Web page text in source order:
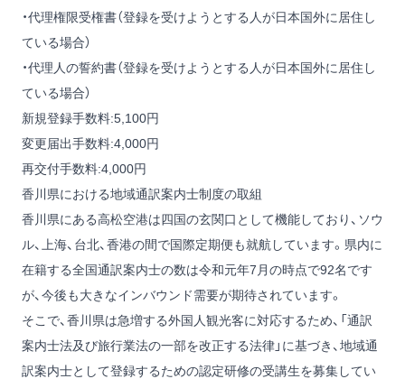
・代理権限受権書（登録を受けようとする人が日本国外に居住し
ている場合）
・代理人の誓約書（登録を受けようとする人が日本国外に居住し
ている場合）
新規登録手数料:5,100円
変更届出手数料:4,000円
再交付手数料:4,000円
香川県における地域通訳案内士制度の取組
香川県にある高松空港は四国の玄関口として機能しており、ソウ
ル、上海、台北、香港の間で国際定期便も就航しています。県内に
在籍する全国通訳案内士の数は令和元年7月の時点で92名です
が、今後も大きなインバウンド需要が期待されています。
そこで、香川県は急増する外国人観光客に対応するため、「通訳
案内士法及び旅行業法の一部を改正する法律」に基づき、地域通
訳案内士として登録するための認定研修の受講生を募集してい